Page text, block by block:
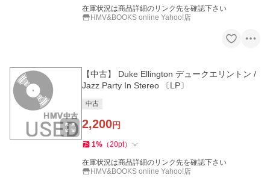
在庫状況は商品詳細のリンク先を確認下さい
HMV&BOOKS online Yahoo!店
【中古】 Duke Ellington デュークエリントン /
Jazz Party In Stereo 〔LP〕
中古
2,200円
1% （20pt）
在庫状況は商品詳細のリンク先を確認下さい
HMV&BOOKS online Yahoo!店